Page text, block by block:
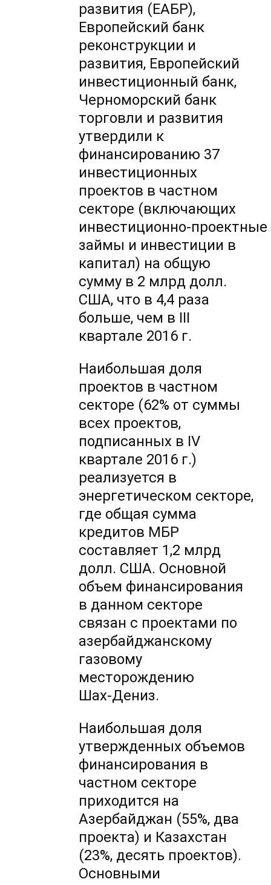
развития (ЕАБР),
Европейский банк
реконструкции и
развития, Европейский
инвестиционный банк,
Черноморский банк
торговли и развития
утвердили к
финансированию 37
инвестиционных
проектов в частном
секторе (включающих
инвестиционно-проектные
займы и инвестиции в
капитал) на общую
сумму в 2 млрд долл.
США, что в 4,4 раза
больше, чем в III
квартале 2016 г.
Наибольшая доля
проектов в частном
секторе (62% от суммы
всех проектов,
подписанных в IV
квартале 2016 г.)
реализуется в
энергетическом секторе,
где общая сумма
кредитов МБР
составляет 1,2 млрд
долл. США. Основной
объем финансирования
в данном секторе
связан с проектами по
азербайджанскому
газовому
месторождению
Шах-Дениз.
Наибольшая доля
утвержденных объемов
финансирования в
частном секторе
приходится на
Азербайджан (55%, два
проекта) и Казахстан
(23%, десять проектов).
Основными